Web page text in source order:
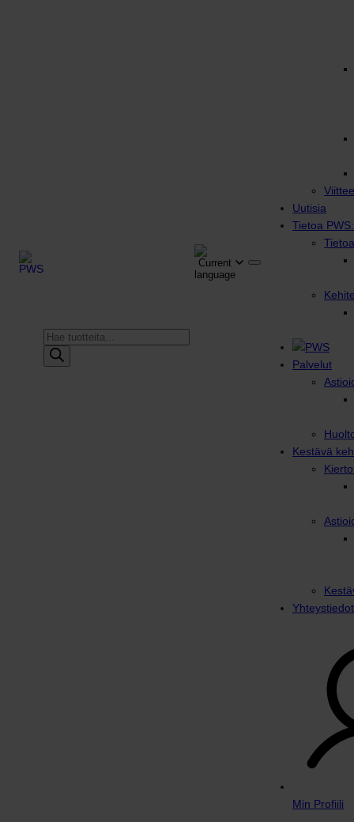
Products
search
Uutisia
Tietoa
Palvelut
Kestävä
Yhteystiedot
Min Profiili